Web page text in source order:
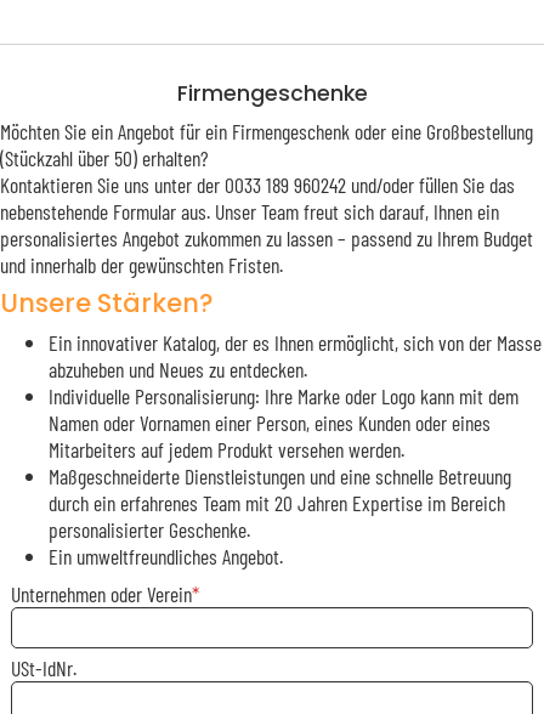
Firmengeschenke
Möchten Sie ein Angebot für ein Firmengeschenk oder eine Großbestellung
(Stückzahl über 50) erhalten?
Kontaktieren Sie uns unter der 0033 189 960242 und/oder füllen Sie das
nebenstehende Formular aus. Unser Team freut sich darauf, Ihnen ein
personalisiertes Angebot zukommen zu lassen – passend zu Ihrem Budget
und innerhalb der gewünschten Fristen.
Unsere Stärken?
Ein innovativer Katalog, der es Ihnen ermöglicht, sich von der Masse
abzuheben und Neues zu entdecken.
Individuelle Personalisierung: Ihre Marke oder Logo kann mit dem
Namen oder Vornamen einer Person, eines Kunden oder eines
Mitarbeiters auf jedem Produkt versehen werden.
Maßgeschneiderte Dienstleistungen und eine schnelle Betreuung
durch ein erfahrenes Team mit 20 Jahren Expertise im Bereich
personalisierter Geschenke.
Ein umweltfreundliches Angebot.
Unternehmen oder Verein
USt-IdNr.